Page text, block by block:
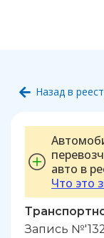
Назад в
авто в
Что это
Запись